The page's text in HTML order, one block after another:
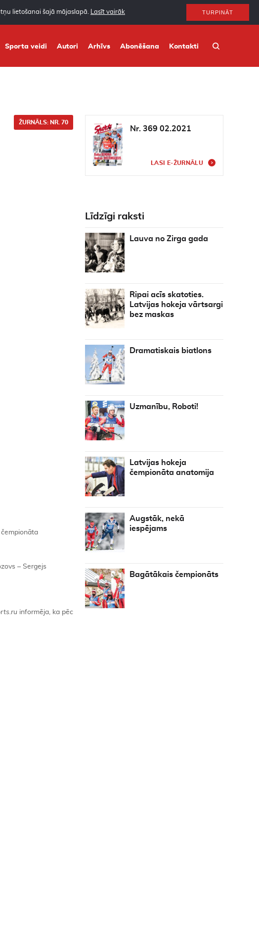
lietošanai šajā mājaslapā. Lasīt vairāk TURPINĀT
Sporta veidi Autori Arhīvs Abonēšana Kontakti
ŽURNĀLS: NR. 70
– Sergejs
informēja, ka pēc
Nr. 369 02.2021
LASI E-ŽURNĀLU
Līdzīgi raksti
Lauva no Zirga gada
Ripai acīs skatoties.
Latvijas hokeja vārtsargi
bez maskas
Dramatiskais biatlons
Uzmanību, Roboti!
Latvijas hokeja
čempionāta anatomija
Augstāk, nekā
iespējams
Bagātākais čempionāts